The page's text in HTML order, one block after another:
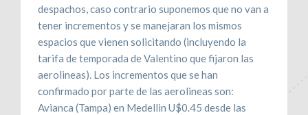
despachos, caso contrario suponemos que no van a
tener incrementos y se manejaran los mismos
espacios que vienen solicitando (incluyendo la
tarifa de temporada de Valentino que fijaron las
aerolineas). Los incrementos que se han
confirmado por parte de las aerolineas son:
Avianca (Tampa) en Medellin U$0.45 desde las